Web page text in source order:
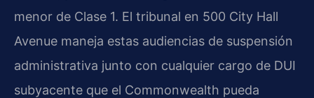
menor de Clase 1. El tribunal en 500 City Hall
Avenue maneja estas audiencias de suspensión
administrativa junto con cualquier cargo de DUI
subyacente que el Commonwealth pueda